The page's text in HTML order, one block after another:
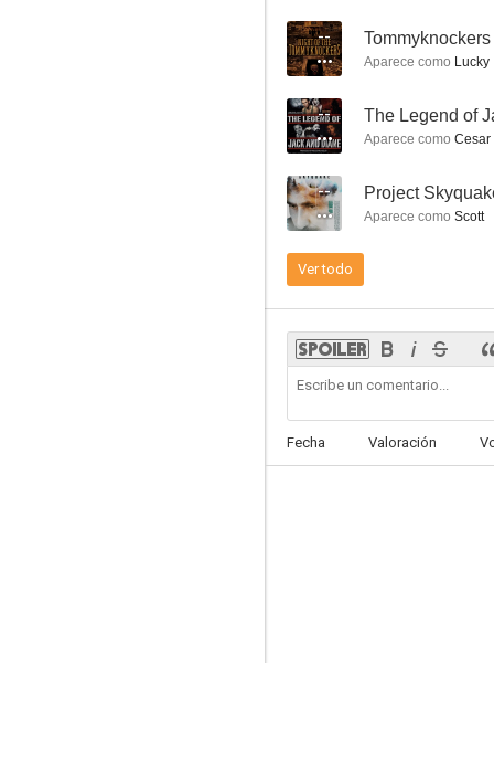
Nip/Tuck, a golpe de bisturí
7.8
7.5
-- Tommyknockers
Aparece como Lucky
-- The Legend of
Aparece como Cesar
-- Project
Aparece como Scott
Ver todo
Fecha Valoración